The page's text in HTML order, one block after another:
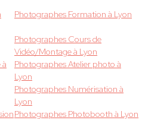
Photographes Formation à Lyon
Photographes Cours de
Vidéo/Montage à Lyon
Photographes Atelier photo à
Lyon
Photographes Numérisation à
Lyon
Photographes Photobooth à Lyon